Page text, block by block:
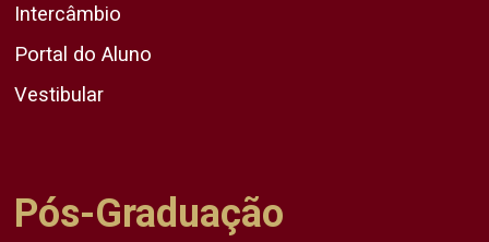
Intercâmbio
Portal do Aluno
Vestibular
Pós-Graduação